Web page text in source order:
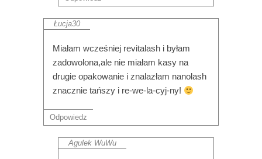
Łucja30
Miałam wcześniej revitalash i byłam
zadowolona,ale nie miałam kasy na
drugie opakowanie i znalazłam nanolash
znacznie tańszy i re-we-la-cyj-ny!
Odpowiedz
Agulek WuWu